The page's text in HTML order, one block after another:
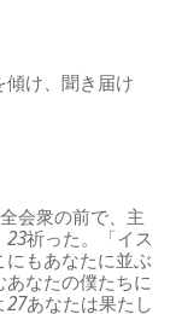
け、聞き届け
会衆の前で、主
23祈った。「イス
もあなたに並ぶ
なたの僕たちに
27あなたは果たし